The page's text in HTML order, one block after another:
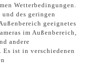
Wetterbedingungen.
des geringen
geeignetes
im Außenbereich,
andere
Es ist in verschiedenen